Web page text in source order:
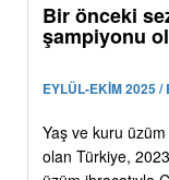
Bir önceki
şampiyonu
EYLÜL-EKİM 2025 /
Yaş ve kuru
olan Türkiye,